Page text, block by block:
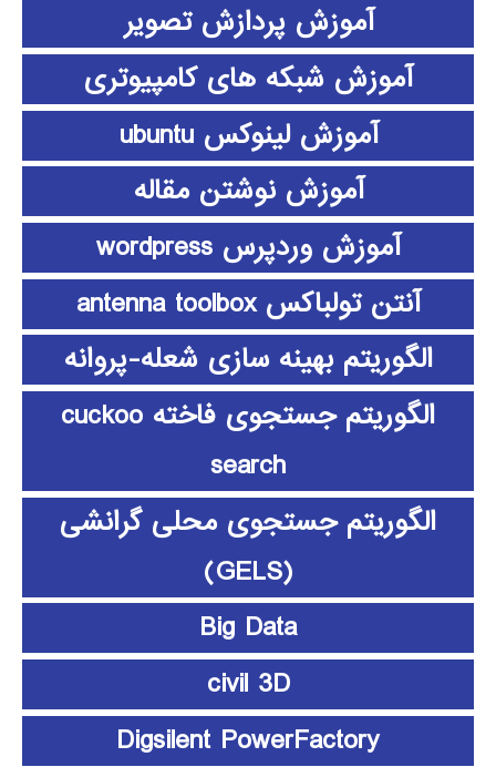
آموزش پردازش تصویر
آموزش شبکه های کامپیوتری
آموزش لینوکس ubuntu
آموزش نوشتن مقاله
آموزش وردپرس wordpress
آنتن تولباکس antenna toolbox
الگوریتم بهینه سازی شعله-پروانه
الگوریتم جستجوی فاخته cuckoo
search
الگوریتم جستجوی محلی گرانشی
(GELS)
Big Data
civil 3D
Digsilent PowerFactory